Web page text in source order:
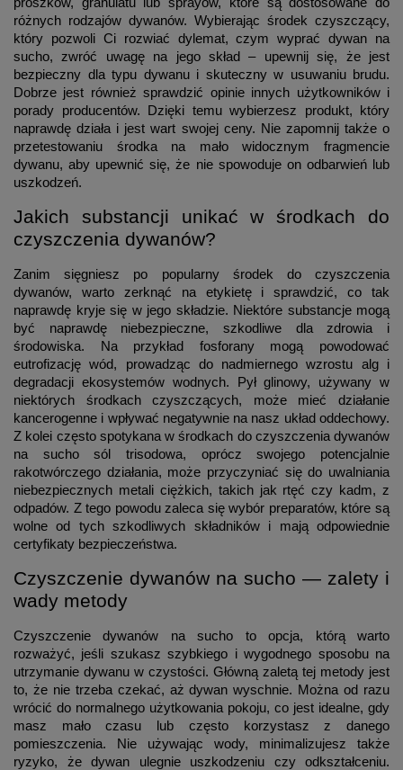
różnych rodzajów dywanów. Wybierając środek czyszczący,
który pozwoli Ci rozwiać dylemat, czym wyprać dywan na
sucho, zwróć uwagę na jego skład – upewnij się, że jest
bezpieczny dla typu dywanu i skuteczny w usuwaniu brudu.
Dobrze jest również sprawdzić opinie innych użytkowników i
porady producentów. Dzięki temu wybierzesz produkt, który
naprawdę działa i jest wart swojej ceny. Nie zapomnij także o
przetestowaniu środka na mało widocznym fragmencie
dywanu, aby upewnić się, że nie spowoduje on odbarwień lub
uszkodzeń.
Jakich substancji unikać w środkach do
czyszczenia dywanów?
Zanim sięgniesz po popularny środek do czyszczenia
dywanów, warto zerknąć na etykietę i sprawdzić, co tak
naprawdę kryje się w jego składzie. Niektóre substancje mogą
być naprawdę niebezpieczne, szkodliwe dla zdrowia i
środowiska. Na przykład fosforany mogą powodować
eutrofizację wód, prowadząc do nadmiernego wzrostu alg i
degradacji ekosystemów wodnych. Pył glinowy, używany w
niektórych środkach czyszczących, może mieć działanie
kancerogenne i wpływać negatywnie na nasz układ oddechowy.
Z kolei często spotykana w środkach do czyszczenia dywanów
na sucho sól trisodowa, oprócz swojego potencjalnie
rakotwórczego działania, może przyczyniać się do uwalniania
niebezpiecznych metali ciężkich, takich jak rtęć czy kadm, z
odpadów. Z tego powodu zaleca się wybór preparatów, które są
wolne od tych szkodliwych składników i mają odpowiednie
certyfikaty bezpieczeństwa.
Czyszczenie dywanów na sucho — zalety i
wady metody
Czyszczenie dywanów na sucho to opcja, którą warto
rozważyć, jeśli szukasz szybkiego i wygodnego sposobu na
utrzymanie dywanu w czystości. Główną zaletą tej metody jest
to, że nie trzeba czekać, aż dywan wyschnie. Można od razu
wrócić do normalnego użytkowania pokoju, co jest idealne, gdy
masz mało czasu lub często korzystasz z danego
pomieszczenia. Nie używając wody, minimalizujesz także
ryzyko, że dywan ulegnie uszkodzeniu czy odkształceniu.